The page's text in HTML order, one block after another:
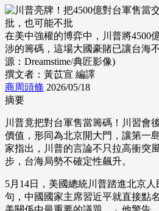
在美中強權的博弈中，川普將4500
涉的籌碼，這場大國豪賭已讓台海
源：Dreamstime/典匠影像)
撰文者：黃苡宣 編譯
商周頭條 2026/05/18
摘要
川普竟把對台軍售當籌碼！川習會
價值，形同為北京開大門，讓第一
家指出，川普的言論不只拉高衝突
步，台海局勢不確定性飆升。
5月14日，美國總統川普踏進北京
句，中國國家主席習近平就直接點